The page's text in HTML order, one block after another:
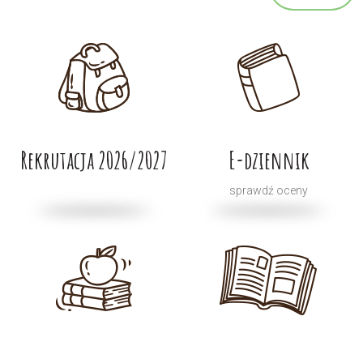
Rekrutacja 2026/2027 E-dziennik
sprawdź oceny